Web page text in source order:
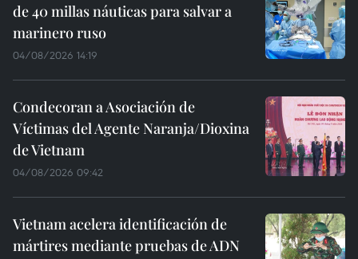
de 40 millas náuticas para salvar a
marinero ruso
04/08/2026 14:19
Condecoran a Asociación de
Víctimas del Agente Naranja/Dioxina
de Vietnam
04/08/2026 09:42
Vietnam acelera identificación de
mártires mediante pruebas de ADN